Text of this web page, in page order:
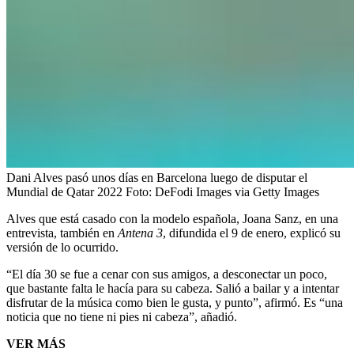
Dani Alves pasó unos días en Barcelona luego de disputar el
Mundial de Qatar 2022 Foto: DeFodi Images via Getty Images
Alves que está casado con la modelo española, Joana Sanz, en una
entrevista, también en Antena 3, difundida el 9 de enero, explicó su
versión de lo ocurrido.
“El día 30 se fue a cenar con sus amigos, a desconectar un poco,
que bastante falta le hacía para su cabeza. Salió a bailar y a intentar
disfrutar de la música como bien le gusta, y punto”, afirmó. Es “una
noticia que no tiene ni pies ni cabeza”, añadió.
VER MÁS